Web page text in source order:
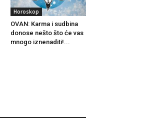
Horoskop
OVAN: Karma i sudbina
donose nešto što će vas
mnogo iznenaditi!...